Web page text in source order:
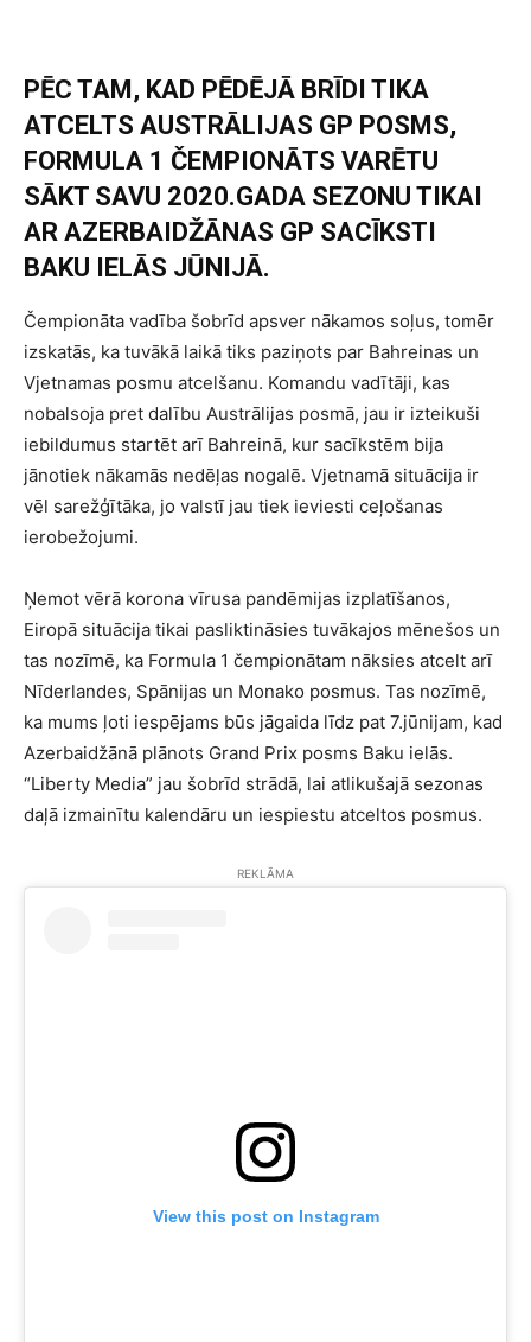
PĒC TAM, KAD PĒDĒJĀ BRĪDI TIKA
ATCELTS AUSTRĀLIJAS GP POSMS,
FORMULA 1 ČEMPIONĀTS VARĒTU
SĀKT SAVU 2020.GADA SEZONU TIKAI
AR AZERBAIDŽĀNAS GP SACĪKSTI
BAKU IELĀS JŪNIJĀ.
Čempionāta vadība šobrīd apsver nākamos soļus, tomēr
izskatās, ka tuvākā laikā tiks paziņots par Bahreinas un
Vjetnamas posmu atcelšanu. Komandu vadītāji, kas
nobalsoja pret dalību Austrālijas posmā, jau ir izteikuši
iebildumus startēt arī Bahreinā, kur sacīkstēm bija
jānotiek nākamās nedēļas nogalē. Vjetnamā situācija ir
vēl sarežģītāka, jo valstī jau tiek ieviesti ceļošanas
ierobežojumi.
Ņemot vērā korona vīrusa pandēmijas izplatīšanos,
Eiropā situācija tikai pasliktināsies tuvākajos mēnešos un
tas nozīmē, ka Formula 1 čempionātam nāksies atcelt arī
Nīderlandes, Spānijas un Monako posmus. Tas nozīmē,
ka mums ļoti iespējams būs jāgaida līdz pat 7.jūnijam, kad
Azerbaidžānā plānots Grand Prix posms Baku ielās.
“Liberty Media” jau šobrīd strādā, lai atlikušajā sezonas
daļā izmainītu kalendāru un iespiestu atceltos posmus.
REKLĀMA
View this post on Instagram